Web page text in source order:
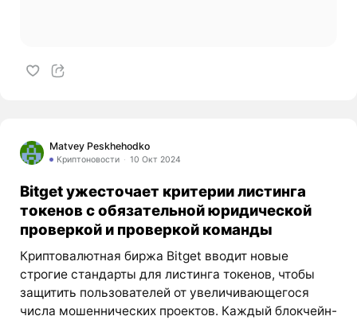
Matvey Peskhehodko
Криптоновости 10 Окт 2024
Bitget ужесточает критерии листинга
токенов с обязательной юридической
проверкой и проверкой команды
Криптовалютная биржа Bitget вводит новые
строгие стандарты для листинга токенов, чтобы
защитить пользователей от увеличивающегося
числа мошеннических проектов. Каждый блокчейн-